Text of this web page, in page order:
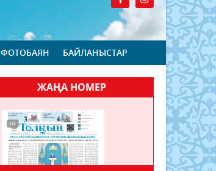
ФОТОБАЯН БАЙЛАНЫСТАР
ЖАҢА НОМЕР